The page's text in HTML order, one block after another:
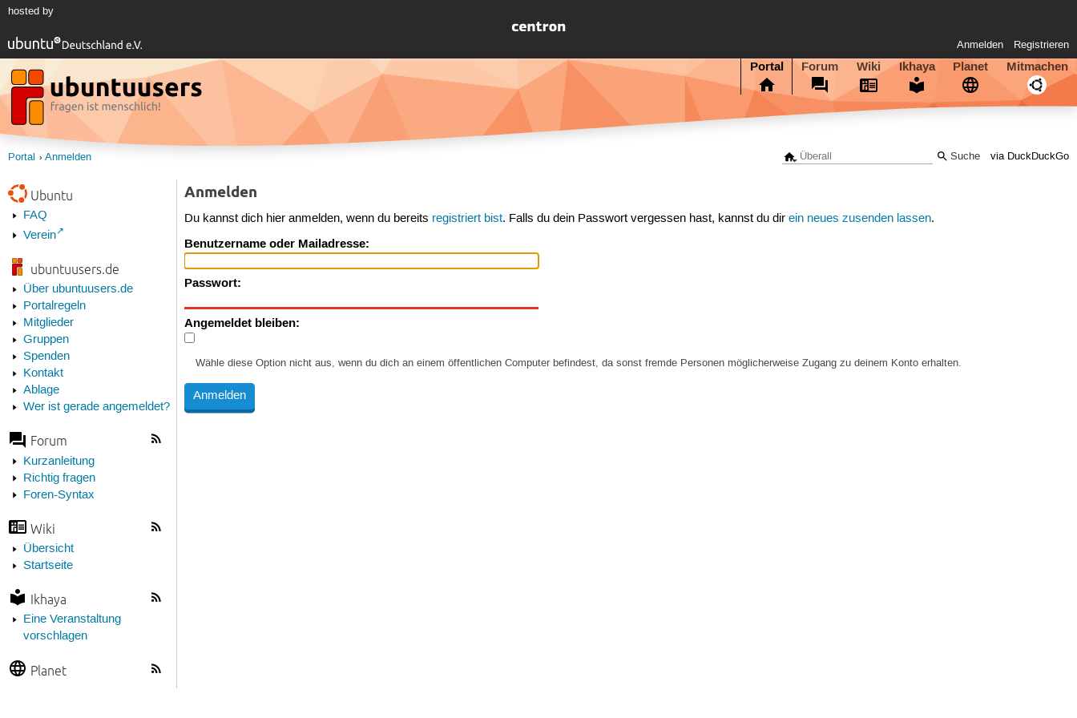
hosted by
Anmelden Registrieren
Portal Forum Wiki Ikhaya Planet Mitmachen
via DuckDuckGo
Portal Anmelden
Ubuntu
FAQ
Verein
ubuntuusers.de
Über ubuntuusers.de
Portalregeln
Mitglieder
Gruppen
Spenden
Kontakt
Ablage
Wer ist gerade angemeldet?
Forum
Kurzanleitung
Richtig fragen
Foren-Syntax
Wiki
Übersicht
Startseite
Ikhaya
Eine Veranstaltung
vorschlagen
Planet
Anmelden
Du kannst dich hier anmelden, wenn du bereits registriert bist. Falls du dein Passwort vergessen hast, kannst du direin neues zusenden lassen.
Benutzername oder Mailadresse:
Passwort:
Angemeldet bleiben:
Wähle diese Option nicht aus, wenn du dich an einem öffentlichen Computer befindest, da sonst fremde Personen möglicherweise Zugang zu deinem Konto erhalten.